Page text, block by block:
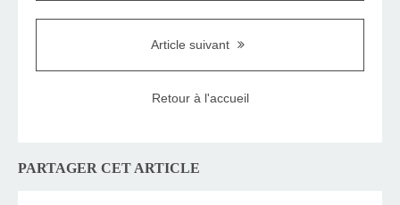
Article suivant
Retour à l'accueil
PARTAGER CET ARTICLE